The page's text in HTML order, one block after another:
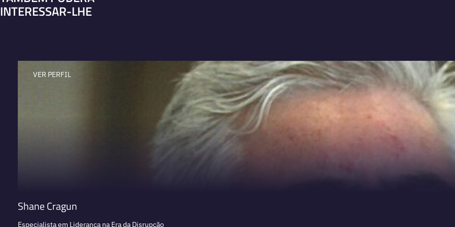
INTERESSAR-LHE
VER PERFIL
Shane Cragun
Especialista em Liderança na Era da Disrupção